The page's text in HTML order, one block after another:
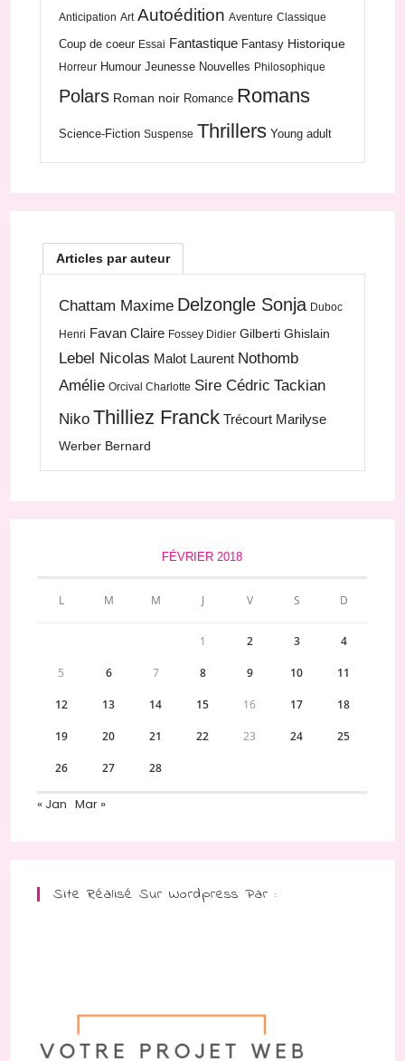
Anticipation Art Autoédition Aventure Classique
Coup de coeur Essai Fantastique Fantasy Historique
Horreur Humour Jeunesse Nouvelles Philosophique
Polars Roman noir Romance Romans
Science-Fiction Suspense Thrillers Young adult
Articles par auteur
Chattam Maxime Delzongle Sonja Duboc
Henri Favan Claire Fossey Didier Gilberti Ghislain
Lebel Nicolas Malot Laurent Nothomb
Amélie Orcival Charlotte Sire Cédric Tackian
Niko Thilliez Franck Trécourt Marilyse
Werber Bernard
FÉVRIER 2018
L M M J V S D
1 2 3 4
5 6 7 8 9 10 11
12 13 14 15 16 17 18
19 20 21 22 23 24 25
26 27 28
« Jan Mar »
Site Réalisé Sur Wordpress Par :